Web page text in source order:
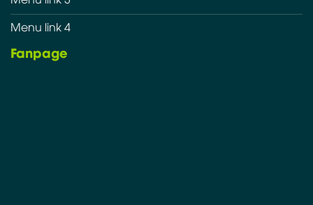
Menu link 4
Fanpage